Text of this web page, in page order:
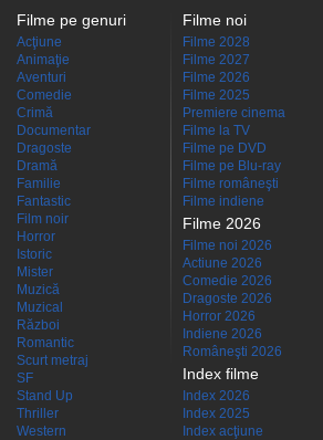
Filme pe genuri
Acţiune
Animaţie
Aventuri
Comedie
Crimă
Documentar
Dragoste
Dramă
Familie
Fantastic
Film noir
Horror
Istoric
Mister
Muzică
Muzical
Război
Romantic
Scurt metraj
SF
Stand Up
Thriller
Western
Filme noi
Filme 2028
Filme 2027
Filme 2026
Filme 2025
Premiere cinema
Filme la TV
Filme pe DVD
Filme pe Blu-ray
Filme româneşti
Filme indiene
Filme 2026
Filme noi 2026
Actiune 2026
Comedie 2026
Dragoste 2026
Horror 2026
Indiene 2026
Româneşti 2026
Index filme
Index 2026
Index 2025
Index acţiune